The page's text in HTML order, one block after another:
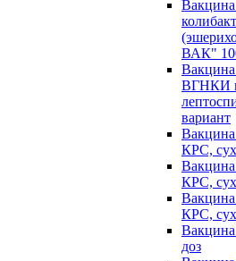
ВАК"
Вакцина
ВГНКИ
вариант
КРС,
КРС,
КРС,
доз